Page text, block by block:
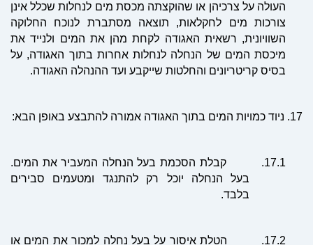
העולה על צרכיהן או שהוקצתה מכסת מים לנחלות שכלל אינן
צורכות מים לחקלאות, תוצאה מסתברת לנוכח החלוקה
השוויונית, רשאית האגודה לקחת מהן את המים ולנייד את
מיכסת המים של הנחלה לנחלות אחרות בתוך האגודה, על
בסיס קריטריונים והחלטות שייקבע ועד ההנהלה האגודה.
17. ניוד כמויות המים בתוך האגודה אמורה להתבצע באופן הבא:
17.1.
קבלת הסכמת בעל הנחלה המעביר את המים.
בעל הנחלה יוכל רק להתנגד ומטעמים סבירים
בלבד.
17.2. הטלת איסור על בעל נחלה למכור את המים או